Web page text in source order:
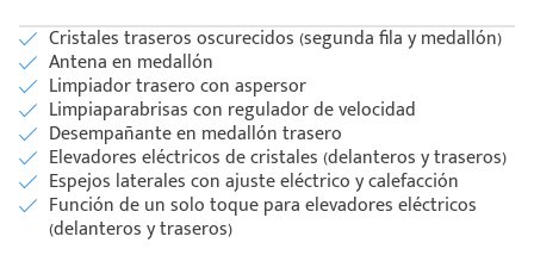
Cristales traseros oscurecidos (segunda fila y medallón)
Antena en medallón
Limpiador trasero con aspersor
Limpiaparabrisas con regulador de velocidad
Desempañante en medallón trasero
Elevadores eléctricos de cristales (delanteros y traseros)
Espejos laterales con ajuste eléctrico y calefacción
Función de un solo toque para elevadores eléctricos
(delanteros y traseros)